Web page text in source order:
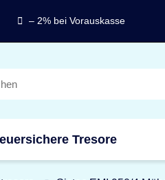
– 2% bei Vorauskasse
Tresore